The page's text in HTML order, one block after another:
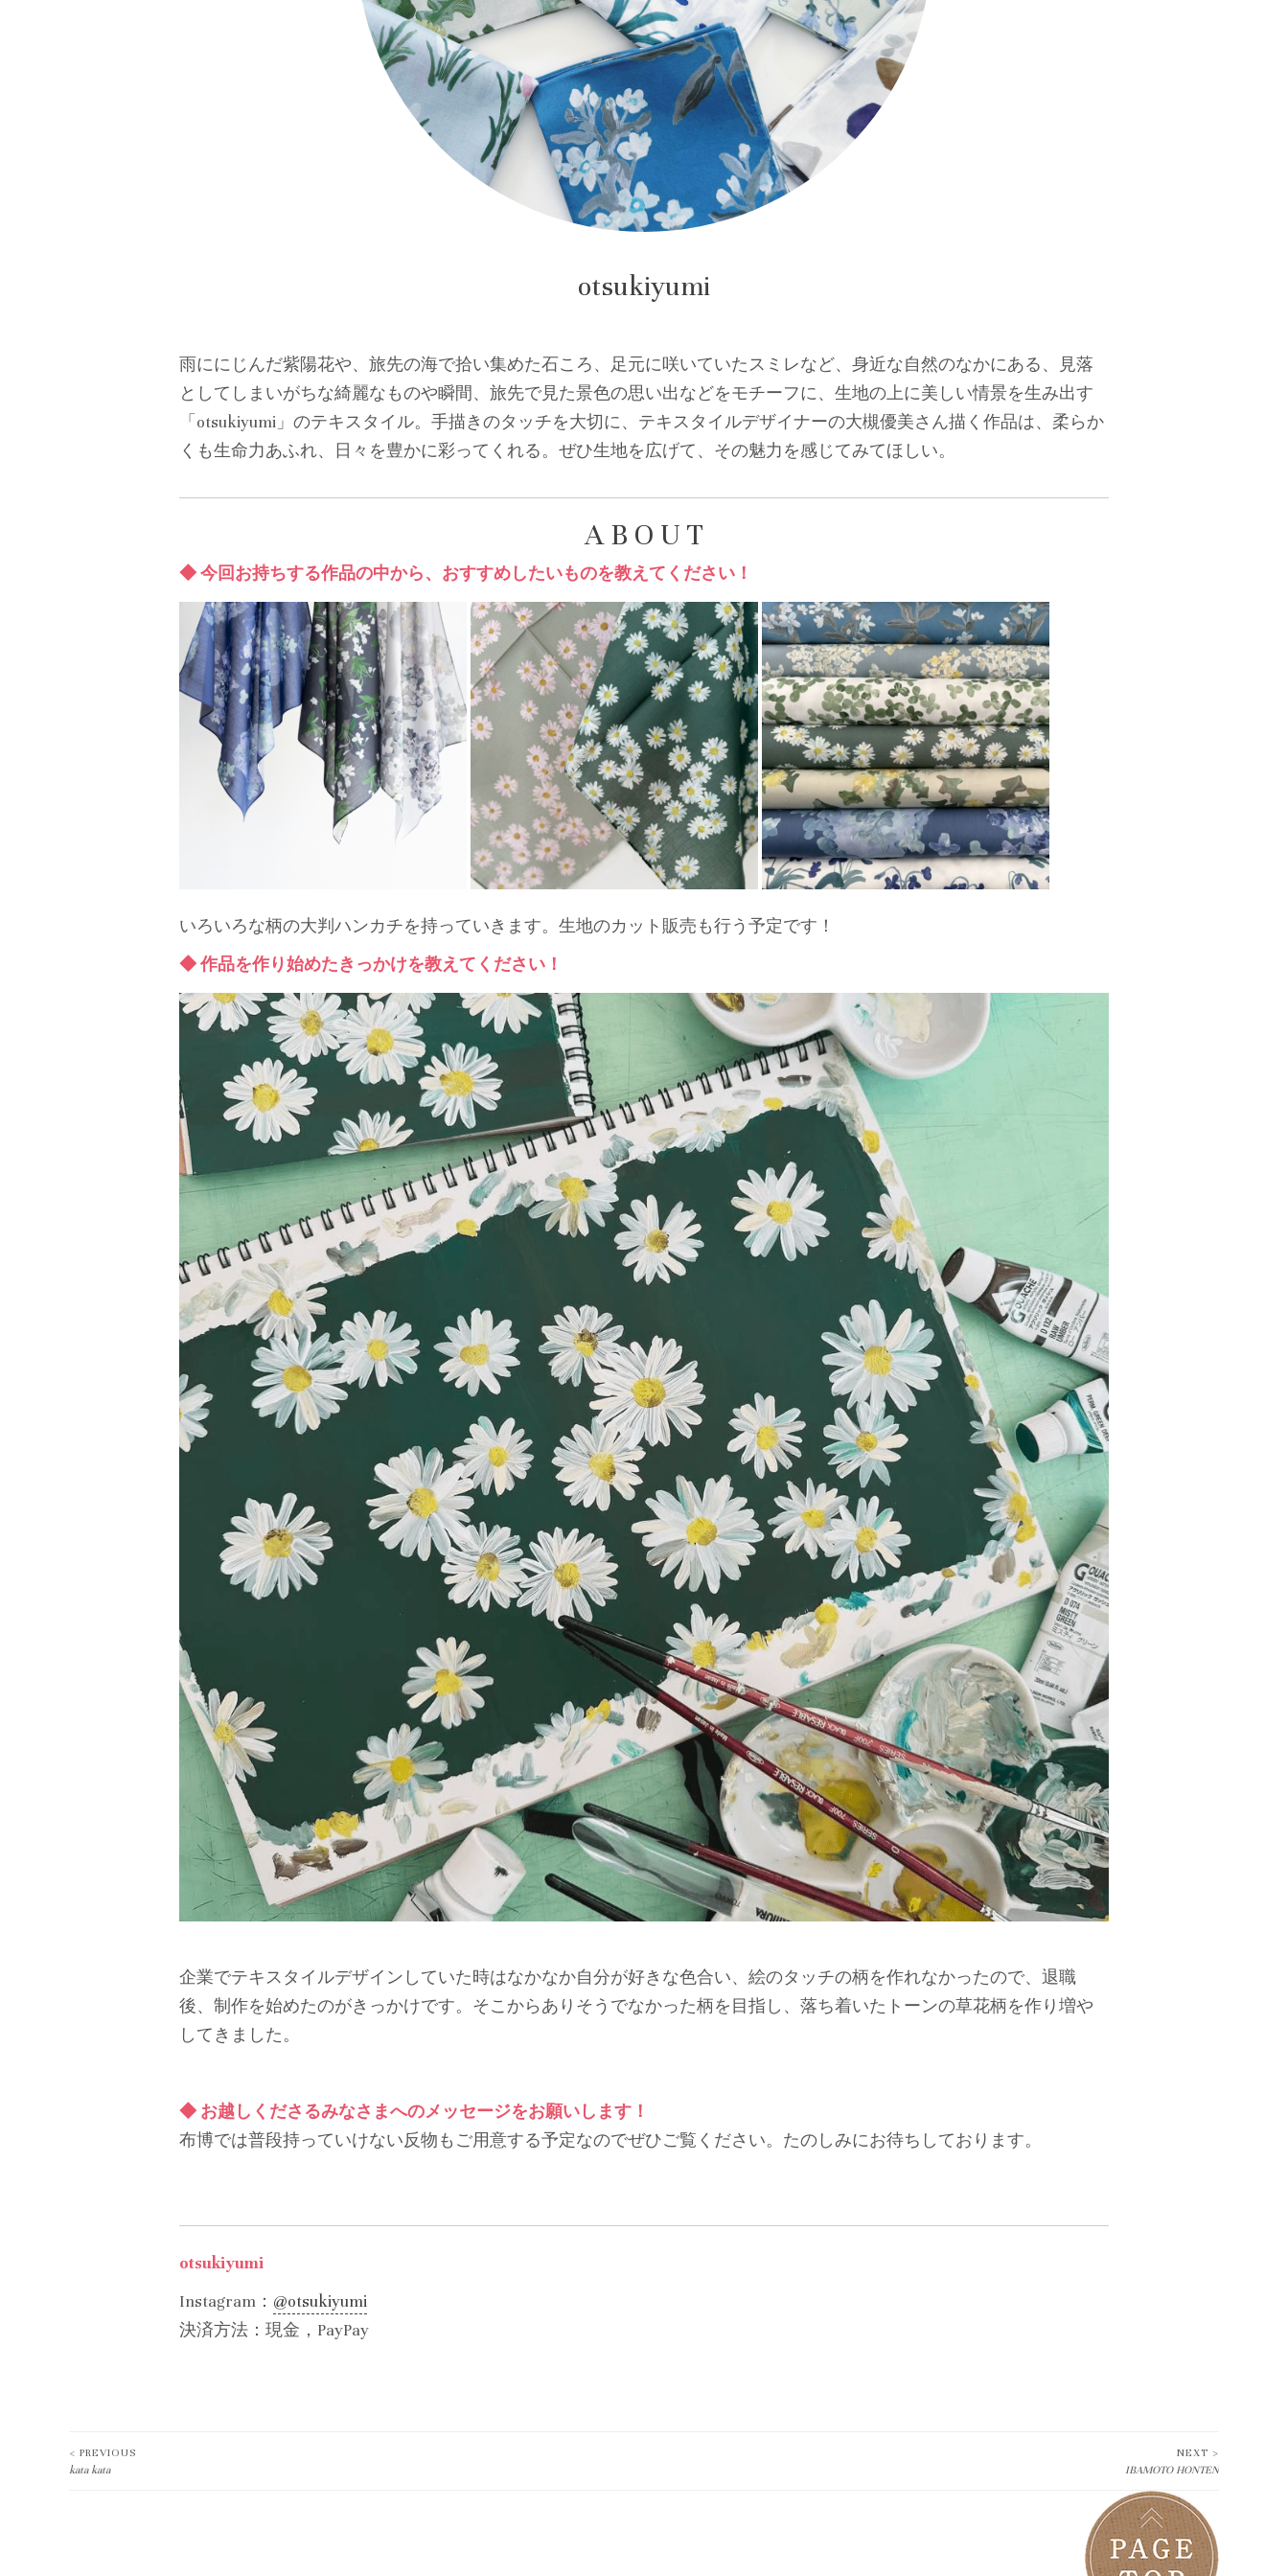
otsukiyumi
雨ににじんだ紫陽花や、旅先の海で拾い集めた石ころ、足元に咲いていたスミレなど、身近な自然のなかにある、見落
としてしまいがちな綺麗なものや瞬間、旅先で見た景色の思い出などをモチーフに、生地の上に美しい情景を生み出す
「otsukiyumi」のテキスタイル。手描きのタッチを大切に、テキスタイルデザイナーの大槻優美さん描く作品は、柔らか
くも生命力あふれ、日々を豊かに彩ってくれる。ぜひ生地を広げて、その魅力を感じてみてほしい。
A B O U T
◆ 今回お持ちする作品の中から、おすすめしたいものを教えてください！
いろいろな柄の大判ハンカチを持っていきます。生地のカット販売も行う予定です！
◆ 作品を作り始めたきっかけを教えてください！
企業でテキスタイルデザインしていた時はなかなか自分が好きな色合い、絵のタッチの柄を作れなかったので、退職
後、制作を始めたのがきっかけです。そこからありそうでなかった柄を目指し、落ち着いたトーンの草花柄を作り増や
してきました。
◆ お越しくださるみなさまへのメッセージをお願いします！
布博では普段持っていけない反物もご用意する予定なのでぜひご覧ください。たのしみにお待ちしております。
otsukiyumi
Instagram： @otsukiyumi
決済方法：現金，PayPay
Post
< PREVIOUS
kata kata
NEXT >
IBAMOTO HONTEN